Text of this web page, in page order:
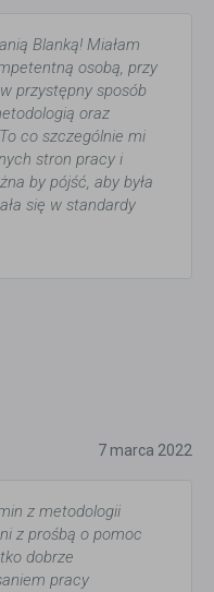
Blanką! Miałam
osobą, przy
przystępny sposób
oraz
co szczególnie mi
stron pracy i
by pójść, aby była
się w standardy
7 marca 2022
z metodologii
z prośbą o pomoc
dobrze
pracy